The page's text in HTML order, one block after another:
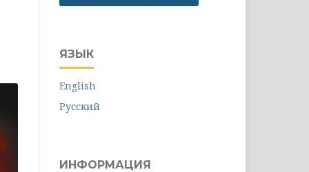
ЯЗЫК
English
Русский
ИНФОРМАЦИЯ